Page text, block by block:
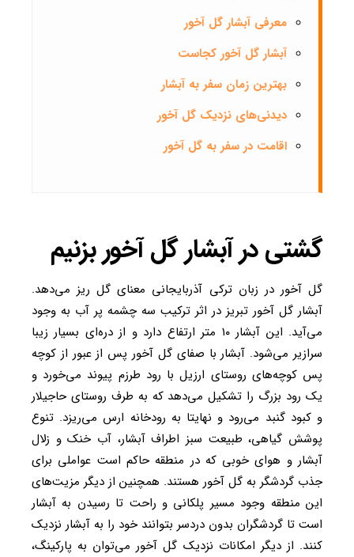
معرفی آبشار گل آخور
آبشار گل آخور کجاست
بهترین زمان سفر به آبشار
دیدنی‌های نزدیک گل آخور
اقامت در سفر به گل آخور
گشتی در آبشار گل آخور بزنیم
گل آخور در زبان ترکی آذربایجانی معنای گل ریز می‌دهد.
آبشار گل آخور تبریز در اثر ترکیب سه چشمه پر آب به وجود
می‌آید. این آبشار ۱۰ متر ارتفاع دارد و از دره‌ای بسیار زیبا
سرازیر می‌شود. آبشار با صفای گل آخور پس از عبور از کوچه
پس کوچه‌های روستای ارزیل با رود طرزم پیوند می‌خورد و
یک رود بزرگ را تشکیل می‌دهد که به طرف روستای حاجیلار
و کبود گنبد می‌رود و نهایتا به رودخانه ارس می‌ریزد. تنوع
پوشش گیاهی، طبیعت سبز اطراف آبشار، آب خنک و زلال
آبشار و هوای خوبی که در منطقه حاکم است عواملی برای
جذب گردشگر به گل آخور هستند. همچنین از دیگر مزیت‌های
این منطقه وجود مسیر پلکانی و راحت تا رسیدن به آبشار
است تا گردشگران بدون دردسر بتوانند خود را به آبشار نزدیک
کنند. از دیگر امکانات نزدیک گل آخور می‌توان به پارکینگ،